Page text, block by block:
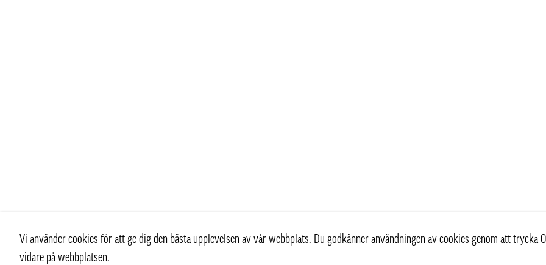
Vi använder cookies för att ge dig den bästa upplevelsen av vår webbplats. Du godkänner användningen av cookies genom att trycka
vidare på webbplatsen.